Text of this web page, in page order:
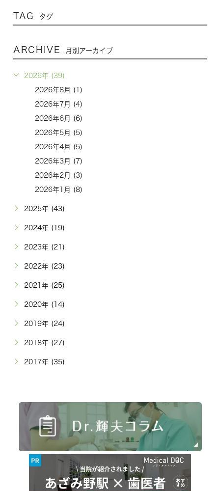
TAG タグ
ARCHIVE 月別アーカイブ
2026年 (39)
2026年8月 (1)
2026年7月 (4)
2026年6月 (6)
2026年5月 (5)
2026年4月 (5)
2026年3月 (7)
2026年2月 (3)
2026年1月 (8)
2025年 (43)
2024年 (19)
2023年 (21)
2022年 (23)
2021年 (25)
2020年 (14)
2019年 (24)
2018年 (27)
2017年 (35)